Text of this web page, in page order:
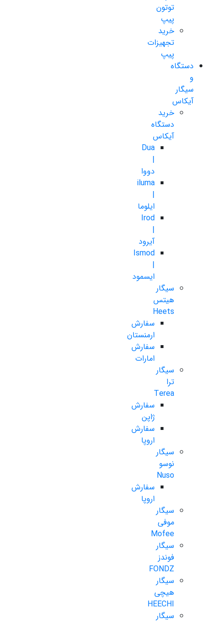
توتون
پیپ
خرید
تجهیزات
پیپ
دستگاه
و
سیگار
آیکاس
خرید
دستگاه
آیکاس
Dua
|
دووا
iluma
|
ایلوما
Irod
|
آیرود
Ismod
|
ایسمود
سیگار
هیتس
Heets
سفارش
ارمنستان
سفارش
امارات
سیگار
ترا
Terea
سفارش
ژاپن
سفارش
اروپا
سیگار
نوسو
Nuso
سفارش
اروپا
سیگار
موفی
Mofee
سیگار
فوندز
FONDZ
سیگار
هیچی
HEECHI
سیگار